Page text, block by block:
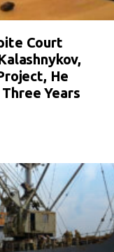
Court
He
Years